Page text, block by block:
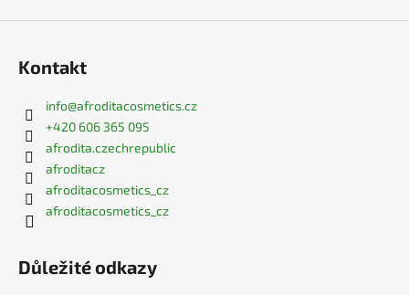
Kontakt
info@afroditacosmetics.cz
+420 606 365 095
afrodita.czechrepublic
afroditacz
afroditacosmetics_cz
afroditacosmetics_cz
Důležité odkazy